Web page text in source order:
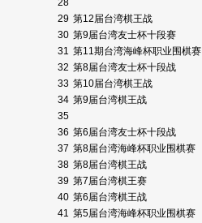
28
29 第12届台湾棋王战
30 第9届台湾友士杯十段赛
31 第11期台湾海峰杯职业围棋赛
32 第8届台湾友士杯十段战
33 第10届台湾棋王战
34 第9届台湾棋王战
35
36 第6届台湾友士杯十段战
37 第8届台湾海峰杯职业围棋赛
38 第8届台湾棋王战
39 第7届台湾棋王赛
40 第6届台湾棋王战
41 第5届台湾海峰杯职业围棋赛